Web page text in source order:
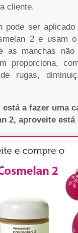
cliente.
pode ser
2 e usam
as manchas
proporciona,
de rugas,
a fazer uma
2, aproveite